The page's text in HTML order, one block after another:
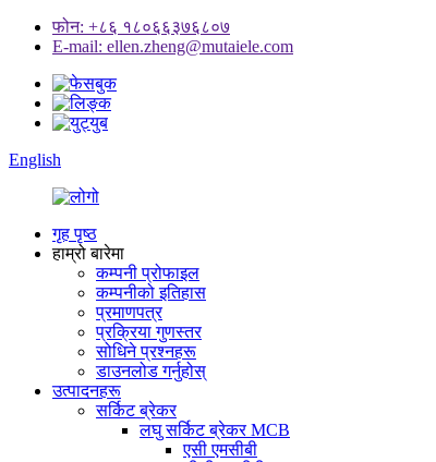
फोन: +८६ १८०६६३७६८०७
E-mail: ellen.zheng@mutaiele.com
English
गृह पृष्ठ
हाम्रो बारेमा
कम्पनी प्रोफाइल
कम्पनीको इतिहास
प्रमाणपत्र
प्रक्रिया गुणस्तर
सोधिने प्रश्नहरू
डाउनलोड गर्नुहोस्
उत्पादनहरू
सर्किट ब्रेकर
लघु सर्किट ब्रेकर MCB
एसी एमसीबी